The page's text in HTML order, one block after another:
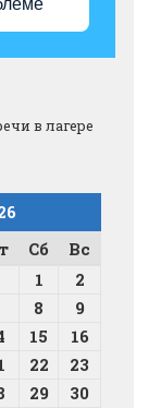
в лагере
Сб
Вс
1
2
8
9
15
16
22
23
29
30